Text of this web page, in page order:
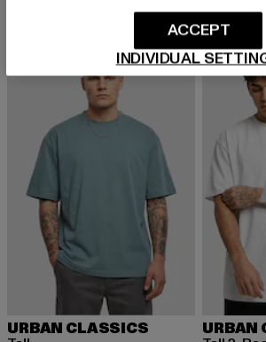
URBAN CLASSICS
-13%
URBAN
INDIVIDUAL
ACCEPT